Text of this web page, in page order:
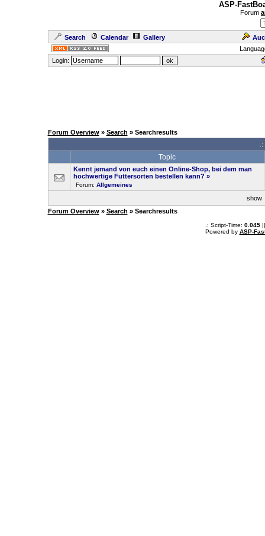
ASP-
Forum
Search Calendar Gallery
Login:
Forum Overview» Search » Searchresults
Topic
Kennt jemand von euch einen Online-Shop, bei dem man
hochwertige Futtersorten bestellen kann? »
Forum: Allgemeines
show
Forum Overview» Search » Searchresults
.: Script-Time: 0.045||
Powered by ASP-